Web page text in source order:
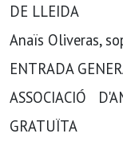
DE LLEIDA
Anaïs Oliveras,
ENTRADA
ASSOCIACIÓ
GRATUÏTA